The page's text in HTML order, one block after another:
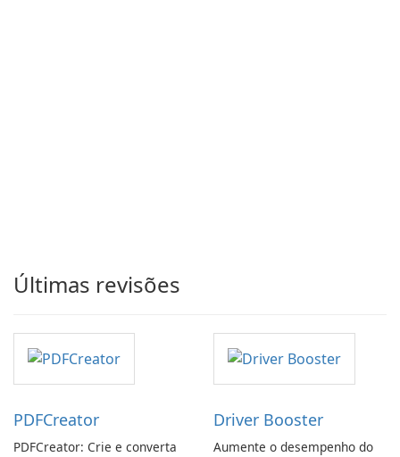
Últimas revisões
PDFCreator
PDFCreator: Crie e converta
Driver Booster
Aumente o desempenho do